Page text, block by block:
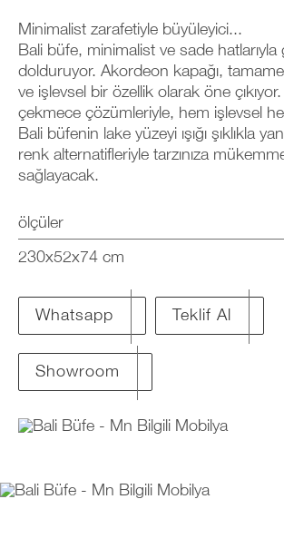
Minimalist zarafetiyle büyüleyici...
Bali büfe, minimalist ve sade hatlarıyla
dolduruyor. Akordeon kapağı,
ve işlevsel bir özellik olarak öne
çekmece çözümleriyle, hem işlevsel
Bali büfenin lake yüzeyi ışığı şıklıkla
renk alternatifleriyle tarzınıza
sağlayacak.
ölçüler
230x52x74 cm
Whatsapp Teklif Al
Showroom